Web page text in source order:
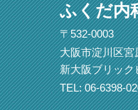
ふくだ内
〒532-0003
大阪市淀川区宮
新大阪ブリック
TEL: 06-6398-